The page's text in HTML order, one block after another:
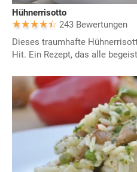
Hühnerrisotto
243 Bewertungen
Dieses traumhafte
Hit. Ein Rezept, das alle